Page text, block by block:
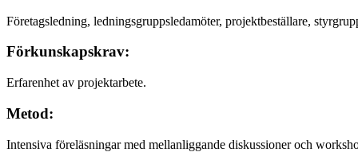
Företagsledning, ledningsgruppsledamöter, projektbeställare,
Förkunskapskrav:
Erfarenhet av projektarbete.
Metod:
Intensiva föreläsningar med mellanliggande diskussioner och